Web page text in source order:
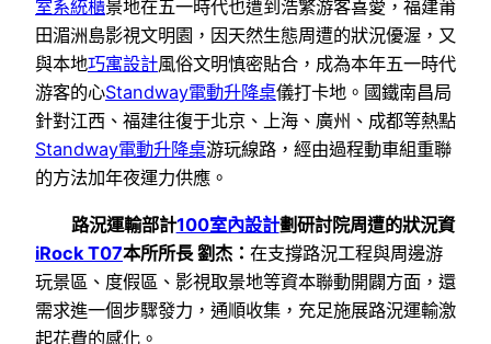
室系統櫃景地在五一時代也遭到浩繁游客喜愛，福建莆
田湄洲島影視文明園，因天然生態周遭的狀況優渥，又
與本地巧寓設計風俗文明慎密貼合，成為本年五一時代
游客的心Standway電動升降桌儀打卡地。國鐵南昌局
針對江西、福建往復于北京、上海、廣州、成都等熱點
Standway電動升降桌游玩線路，經由過程動車組重聯
的方法加年夜運力供應。
路況運輸部計100室內設計劃研討院周遭的狀況資
iRock T07本所所長 劉杰： 在支撐路況工程與周邊游
玩景區、度假區、影視取景地等資本聯動開闢方面，還
需求進一個步驟發力，通順收集，充足施展路況運輸激
起花費的感化。